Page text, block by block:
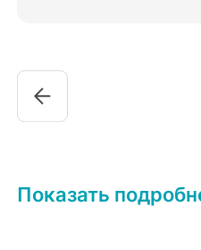
Показать